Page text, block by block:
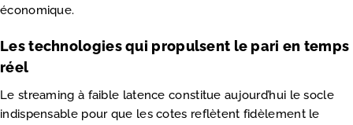
économique.
Les technologies qui propulsent le pari en temps
réel
Le streaming à faible latence constitue aujourd’hui le socle
indispensable pour que les cotes reflètent fidèlement le